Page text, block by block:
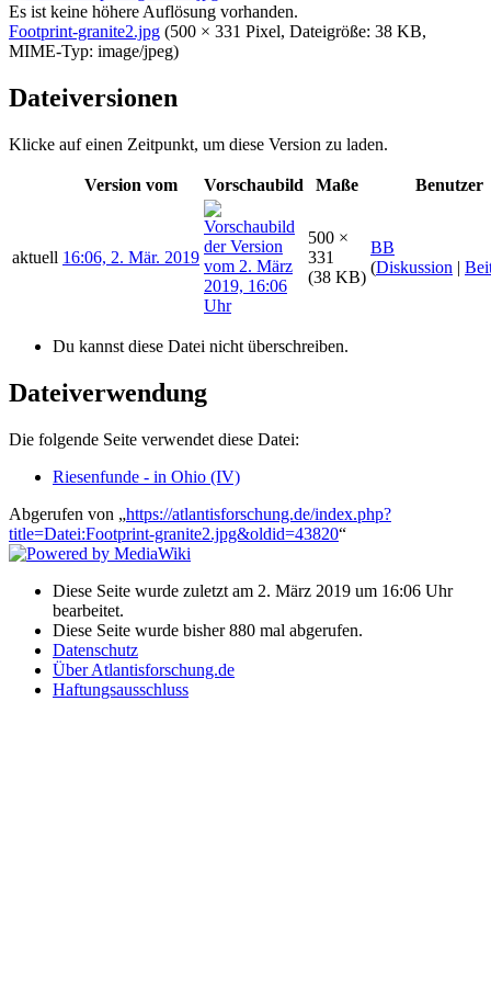
Es ist keine höhere Auflösung vorhanden.
Footprint-granite2.jpg (500 × 331 Pixel, Dateigröße: 38 KB,
MIME-Typ: image/jpeg)
Dateiversionen
Klicke auf einen Zeitpunkt, um diese Version zu laden.
Version vom Vorschaubild Maße Benutzer
aktuell 16:06, 2. Mär. 2019
500 ×
331
(38 KB)
BB
(Diskussion |
Du kannst diese Datei nicht überschreiben.
Dateiverwendung
Die folgende Seite verwendet diese Datei:
Riesenfunde - in Ohio (IV)
Abgerufen von „https://atlantisforschung.de/index.php?
title=Datei:Footprint-granite2.jpg&oldid=43820“
Diese Seite wurde zuletzt am 2. März 2019 um 16:06 Uhr
bearbeitet.
Diese Seite wurde bisher 880 mal abgerufen.
Datenschutz
Über Atlantisforschung.de
Haftungsausschluss